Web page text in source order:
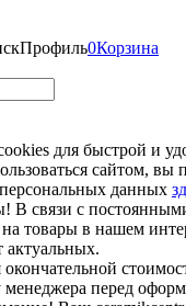
Профиль0Корзина
для быстрой и
сайтом, вы
данных
В связи с
товары в нашем
актуальных.
менеджера перед